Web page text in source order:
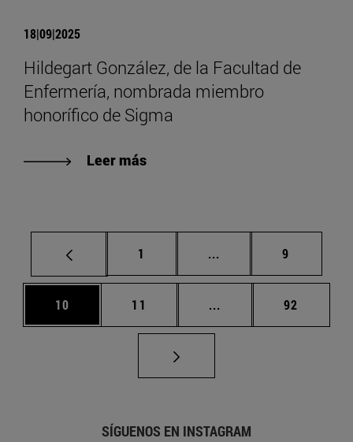
18|09|2025
Hildegart González, de la Facultad de
Enfermería, nombrada miembro
honorífico de Sigma
Leer más
Página
1 ... Páginas intermedias
Página
9
Página
10 Página
11 ... Páginas intermedias
Página
92
SÍGUENOS EN INSTAGRAM